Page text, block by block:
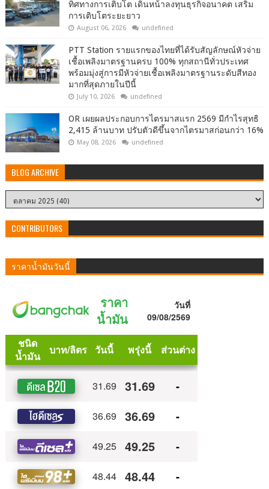
ทิศทางการเติบโต เดินหน้าลงทุนธุรกิจอนาคต เสริม
การเติบโตระยะยาว
August 06, 2026 undefined
PTT Station รายแรกของไทยที่ได้รับสัญลักษณ์หัวจ่าย
เชื้อเพลิงมาตรฐานครบ 100% ทุกสถานีทั่วประเทศ
พร้อมมุ่งสู่การมีหัวจ่ายเชื้อเพลิงมาตรฐานระดับสีทอง
มากที่สุดภายในปีนี้
July 10, 2026 undefined
OR เผยผลประกอบการไตรมาสแรก 2569 มีกำไรสุทธิ
2,415 ล้านบาท ปรับตัวดีขึ้นจากไตรมาสก่อนกว่า 16%
May 08, 2026 undefined
BLOG ARCHIVE
CONTRIBUTORS
ราคาน้ำมันวันนี้